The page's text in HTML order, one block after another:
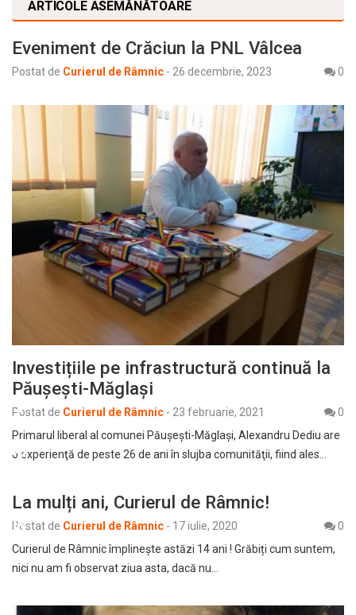
ARTICOLE ASEMĂNĂTOARE
Eveniment de Crăciun la PNL Vâlcea
Postat de Curierul de Râmnic - 26 decembrie, 2023 0
Investițiile pe infrastructură continuă la
Păușești-Măglași
Postat de Curierul de Râmnic - 23 februarie, 2021
0
Primarul liberal al comunei Păuşeşti-Măglaşi, Alexandru Dediu are
o experienţă de peste 26 de ani în slujba comunităţii, fiind ales…
La mulți ani, Curierul de Râmnic!
Postat de Curierul de Râmnic - 17 iulie, 2020
0
Curierul de Râmnic împlinește astăzi 14 ani ! Grăbiți cum suntem,
nici nu am fi observat ziua asta, dacă nu…